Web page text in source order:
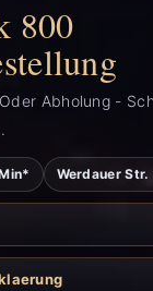
800
Abholung -
Werdauer